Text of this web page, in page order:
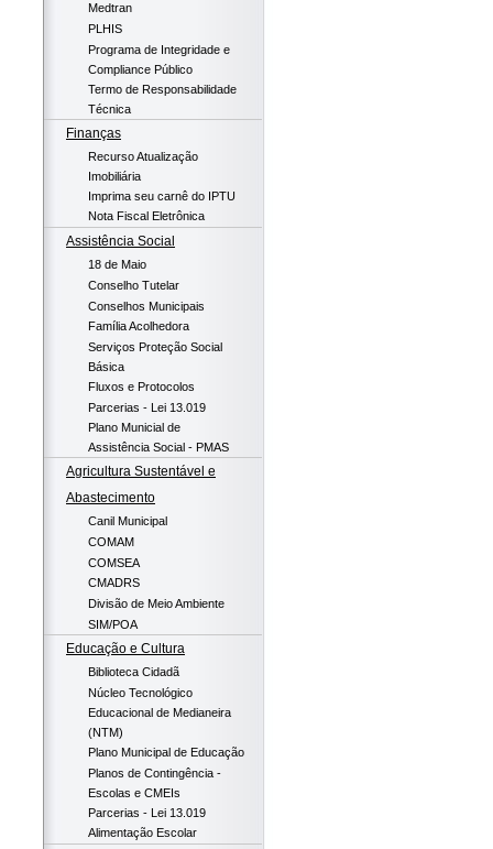
Medtran
PLHIS
Programa de Integridade e
Compliance Público
Termo de Responsabilidade
Técnica
Finanças
Recurso Atualização
Imobiliária
Imprima seu carnê do IPTU
Nota Fiscal Eletrônica
Assistência Social
18 de Maio
Conselho Tutelar
Conselhos Municipais
Família Acolhedora
Serviços Proteção Social
Básica
Fluxos e Protocolos
Parcerias - Lei 13.019
Plano Municial de
Assistência Social - PMAS
Agricultura Sustentável e
Abastecimento
Canil Municipal
COMAM
COMSEA
CMADRS
Divisão de Meio Ambiente
SIM/POA
Educação e Cultura
Biblioteca Cidadã
Núcleo Tecnológico
Educacional de Medianeira
(NTM)
Plano Municipal de Educação
Planos de Contingência -
Escolas e CMEIs
Parcerias - Lei 13.019
Alimentação Escolar